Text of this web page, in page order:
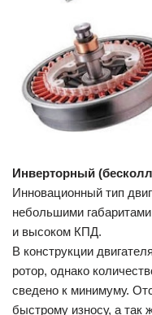
Инверторный
Инновационный тип
небольшими
и высоком КПД.
В конструкции
ротор, однако
сведено к минимуму.
быстрому износу, а так